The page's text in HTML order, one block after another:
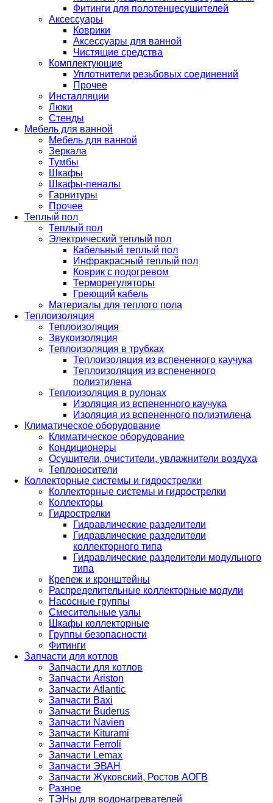
Фитинги для полотенцесушителей
Аксессуары
Коврики
Аксессуары для ванной
Чистящие средства
Комплектующие
Уплотнители резьбовых соединений
Прочее
Инсталляции
Люки
Стенды
Мебель для ванной
Мебель для ванной
Зеркала
Тумбы
Шкафы
Шкафы-пеналы
Гарнитуры
Прочее
Теплый пол
Теплый пол
Электрический теплый пол
Кабельный теплый пол
Инфракрасный теплый пол
Коврик с подогревом
Терморегуляторы
Греющий кабель
Материалы для теплого пола
Теплоизоляция
Теплоизоляция
Звукоизоляция
Теплоизоляция в трубках
Теплоизоляция из вспененного каучука
Теплоизоляция из вспененного
полиэтилена
Теплоизоляция в рулонах
Изоляция из вспененного каучука
Изоляция из вспененного полиэтилена
Климатическое оборудование
Климатическое оборудование
Кондиционеры
Осушители, очистители, увлажнители воздуха
Теплоносители
Коллекторные системы и гидрострелки
Коллекторные системы и гидрострелки
Коллекторы
Гидрострелки
Гидравлические разделители
Гидравлические разделители
коллекторного типа
Гидравлические разделители модульного
типа
Крепеж и кронштейны
Распределительные коллекторные модули
Насосные группы
Смесительные узлы
Шкафы коллекторные
Группы безопасности
Фитинги
Запчасти для котлов
Запчасти для котлов
Запчасти Ariston
Запчасти Atlantic
Запчасти Baxi
Запчасти Buderus
Запчасти Navien
Запчасти Kiturami
Запчасти Ferroli
Запчасти Lemax
Запчасти ЭВАН
Запчасти Жуковский, Ростов АОГВ
Разное
ТЭНы для водонагревателей